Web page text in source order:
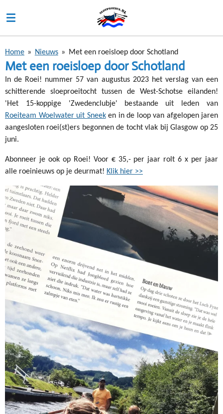
direct
naar
hoofdinhoud
Home » Nieuws » Met een roeisloep door Schotland
Met een roeisloep door Schotland
In de Roei! nummer 57 van augustus 2023 het verslag van een
schitterende sloeproeitocht tussen de West-Schotse eilanden!
'Het 15-koppige 'Zwedenclubje' bestaande uit leden van
Roeiteam Woelwater uit Sneeken in de loop van afgelopen jaren
aangesloten roei(st)ers begonnen de tocht vlak bij Glasgow op 25
juni.
Abonneer je ook op Roei! Voor € 35,- per jaar rolt 6 x per jaar
alle roeinieuws op je deurmat! Klik hier >>